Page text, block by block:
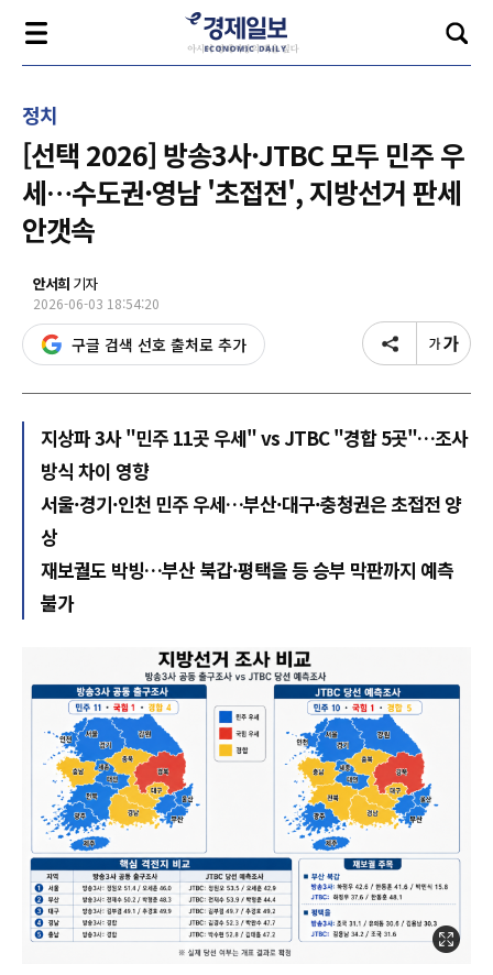
정치
[선택 2026] 방송3사·JTBC 모두 민주 우
세…수도권·영남 '초접전', 지방선거 판세
안갯속
안서희 기자
2026-06-03 18:54:20
구글 검색 선호 출처로 추가
지상파 3사 "민주 11곳 우세" vs JTBC "경합 5곳"…조사
방식 차이 영향
서울·경기·인천 민주 우세…부산·대구·충청권은 초접전 양
상
재보궐도 박빙…부산 북갑·평택을 등 승부 막판까지 예측
불가